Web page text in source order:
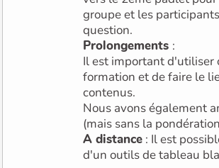
groupe et les
question.
Prolongements :
Il est important d'utiliser
formation et de faire le
contenus.
Nous avons également
(mais sans la
A distance : Il est
d'un outils de tableau